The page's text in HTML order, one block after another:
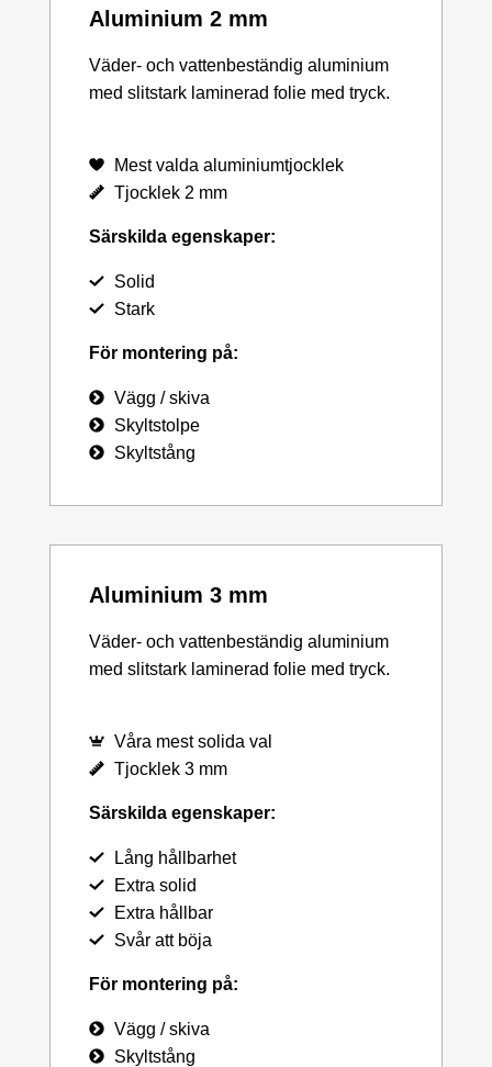
Aluminium 2 mm
Väder- och vattenbeständig aluminium
med slitstark laminerad folie med tryck.
Mest valda aluminiumtjocklek
Tjocklek 2 mm
Särskilda egenskaper:
Solid
Stark
För montering på:
Vägg / skiva
Skyltstolpe
Skyltstång
Aluminium 3 mm
Väder- och vattenbeständig aluminium
med slitstark laminerad folie med tryck.
Våra mest solida val
Tjocklek 3 mm
Särskilda egenskaper:
Lång hållbarhet
Extra solid
Extra hållbar
Svår att böja
För montering på:
Vägg / skiva
Skyltstång